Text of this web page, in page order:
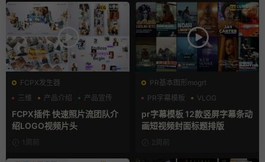
FCPX发生器
三维
产品介绍 产品宣传
FCPX插件 快速照片流团队介
绍LOGO视频片头
1周前
PR基本图形mogrt
PR字幕模板
VLOG
人物介绍
pr字幕模板 12款竖屏字幕条动
画短视频封面标题排版
2周前